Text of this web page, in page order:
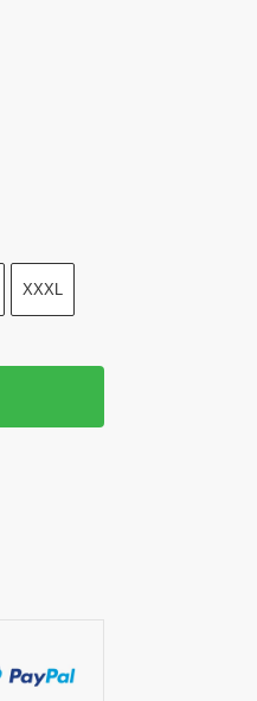
XXXL